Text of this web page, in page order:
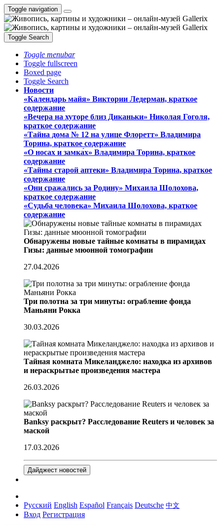
Toggle navigation
Toggle Search
Toggle menubar
Toggle fullscreen
Boxed page
Toggle Search
Новости
«Календарь майя» Виктории Ледерман, краткое
содержание
«Вечера на хуторе близ Диканьки» Николая Гоголя,
краткое содержание
«Тайна дома № 12 на улице Флоретт» Владимира
Торина, краткое содержание
«О носах и замка́х» Владимира Торина, краткое
содержание
«Тайны старой аптеки» Владимира Торина, краткое
содержание
«Они сражались за Родину» Михаила Шолохова,
краткое содержание
«Судьба человека» Михаила Шолохова, краткое
содержание
Обнаружены новые тайные комнаты в пирамидах
Гизы: данные мюонной томографии
27.04.2026
Три полотна за три минуты: ограбление фонда
Маньяни Рокка
30.03.2026
Тайная комната Микеланджело: находка из архивов
и нераскрытые произведения мастера
26.03.2026
Banksy раскрыт? Расследование Reuters и человек за
маской
17.03.2026
Дайджест новостей
Русский English Español Français Deutsche 中文
Вход Регистрация